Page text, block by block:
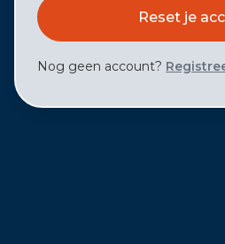
Nog geen account?